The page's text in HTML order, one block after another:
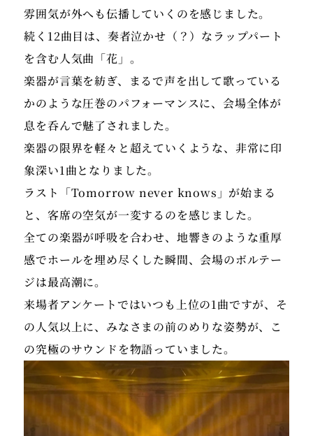
雰囲気が外へも伝播していくのを感じました。
続く12曲目は、奏者泣かせ（？）なラップパート
を含む人気曲「花」。
楽器が言葉を紡ぎ、まるで声を出して歌っている
かのような圧巻のパフォーマンスに、会場全体が
息を呑んで魅了されました。
楽器の限界を軽々と超えていくような、非常に印
象深い1曲となりました。
ラスト「Tomorrow never knows」が始まる
と、客席の空気が一変するのを感じました。
全ての楽器が呼吸を合わせ、地響きのような重厚
感でホールを埋め尽くした瞬間、会場のボルテー
ジは最高潮に。
来場者アンケートではいつも上位の1曲ですが、そ
の人気以上に、みなさまの前のめりな姿勢が、こ